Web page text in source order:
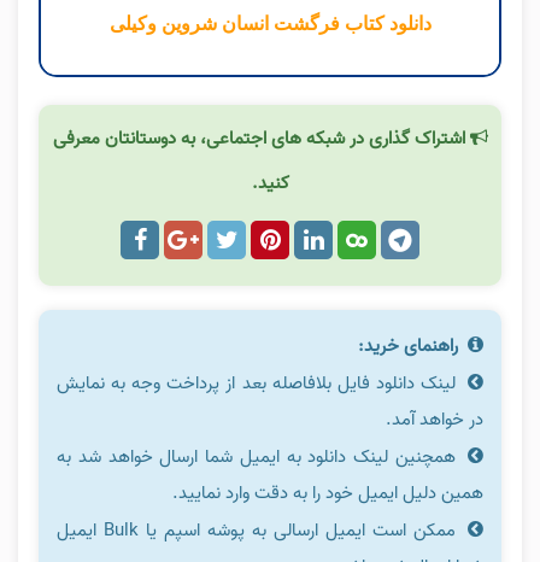
دانلود کتاب فرگشت انسان شروین وکیلی
اشتراک گذاری در شبکه های اجتماعی، به دوستانتان معرفی
کنید.
راهنمای خرید:
لینک دانلود فایل بلافاصله بعد از پرداخت وجه به نمایش
در خواهد آمد.
همچنین لینک دانلود به ایمیل شما ارسال خواهد شد به
همین دلیل ایمیل خود را به دقت وارد نمایید.
ممکن است ایمیل ارسالی به پوشه اسپم یا Bulk ایمیل